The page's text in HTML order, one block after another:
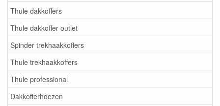
Thule dakkoffers
Thule dakkoffer outlet
Spinder trekhaakkoffers
Thule trekhaakkoffers
Thule professional
Dakkofferhoezen